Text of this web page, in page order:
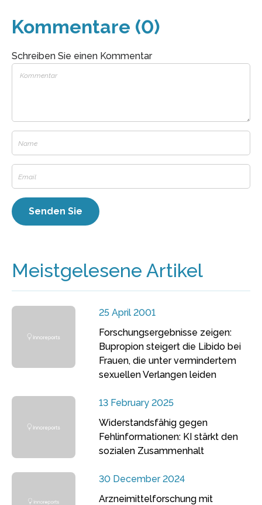
Kommentare (0)
Schreiben Sie einen Kommentar
Meistgelesene Artikel
25 April 2001
Forschungsergebnisse zeigen:
Bupropion steigert die Libido bei
Frauen, die unter vermindertem
sexuellen Verlangen leiden
13 February 2025
Widerstandsfähig gegen
Fehlinformationen: KI stärkt den
sozialen Zusammenhalt
30 December 2024
Arzneimittelforschung mit